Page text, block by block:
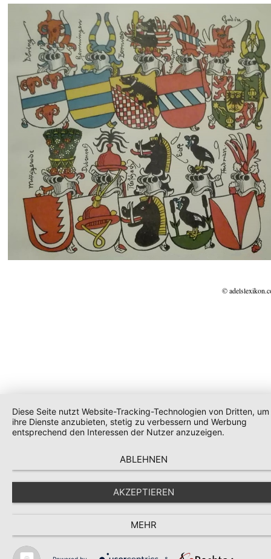
©
Diese Seite nutzt Website-Tracking-Technologien von Dritten, um
ihre Dienste anzubieten, stetig zu verbessern und Werbung
entsprechend den Interessen der Nutzer anzuzeigen.
ABLEHNEN
AKZEPTIEREN
MEHR